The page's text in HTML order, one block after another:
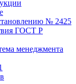
№ 2425
ГОСТ Р
менеджмента